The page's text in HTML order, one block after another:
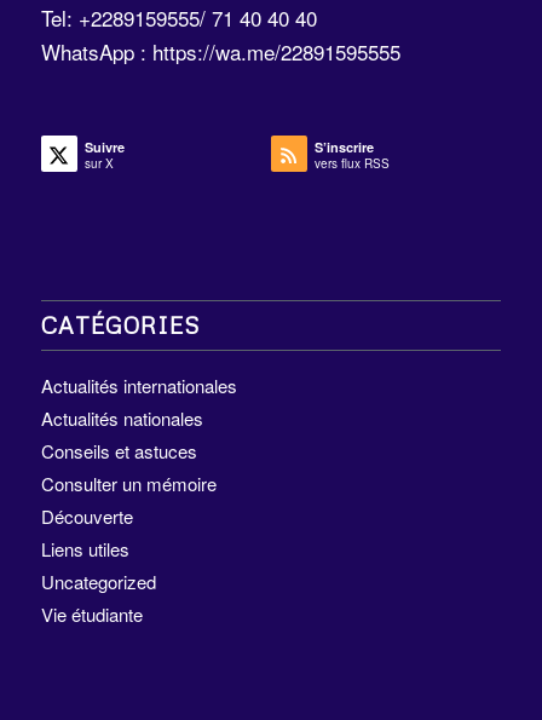
Tel: +2289159555/ 71 40 40 40
WhatsApp : https://wa.me/22891595555
Suivre
sur X
S’inscrire
vers flux RSS
CATÉGORIES
Actualités internationales
Actualités nationales
Conseils et astuces
Consulter un mémoire
Découverte
Liens utiles
Uncategorized
Vie étudiante